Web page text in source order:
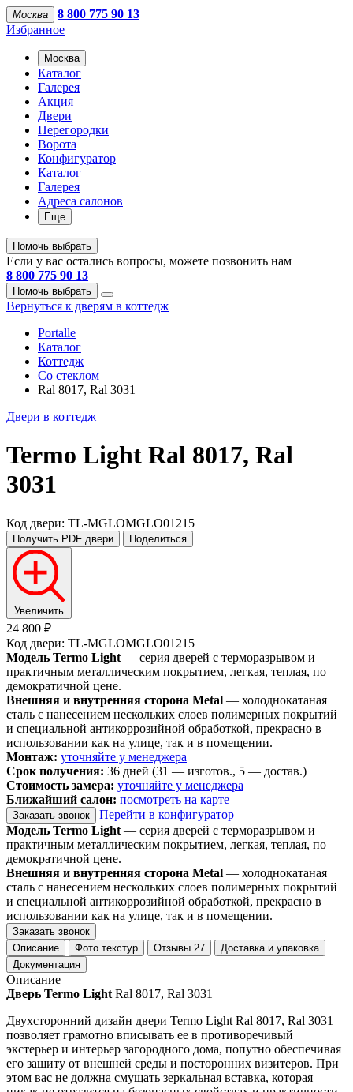
Москва
8 800 775 90 13
Избранное
Москва
Каталог
Галерея
Акция
Двери
Перегородки
Ворота
Конфигуратор
Каталог
Галерея
Адреса салонов
Еще
Помочь выбрать
Если у вас остались вопросы, можете позвонить нам
8 800 775 90 13
Помочь выбрать
Вернуться к дверям в коттедж
Portalle
Каталог
Коттедж
Со стеклом
Ral 8017, Ral 3031
Двери в коттедж
Termo Light Ral 8017, Ral
3031
Код двери: TL-MGLOMGLO01215
Получить PDF двери Поделиться
Увеличить
24 800 ₽
Код двери: TL-MGLOMGLO01215
Модель Termo Light — серия дверей с терморазрывом и
практичным металлическим покрытием, легкая, теплая, по
демократичной цене.
Внешняя и внутренняя сторона Metal — холоднокатаная
сталь с нанесением нескольких слоев полимерных покрытий
и специальной антикоррозийной обработкой, прекрасно в
использовании как на улице, так и в помещении.
Монтаж: уточняйте у менеджера
Срок получения: 36 дней (31 — изготов., 5 — достав.)
Стоимость замера: уточняйте у менеджера
Ближайший салон: посмотреть на карте
Заказать звонок
Перейти в конфигуратор
Модель Termo Light — серия дверей с терморазрывом и
практичным металлическим покрытием, легкая, теплая, по
демократичной цене.
Внешняя и внутренняя сторона Metal — холоднокатаная
сталь с нанесением нескольких слоев полимерных покрытий
и специальной антикоррозийной обработкой, прекрасно в
использовании как на улице, так и в помещении.
Заказать звонок
Описание
Фото текстур Отзывы 27
Доставка и упаковка
Документация
Описание
Дверь Termo Light Ral 8017, Ral 3031
Двухсторонний дизайн двери Termo Light Ral 8017, Ral 3031
позволяет грамотно вписывать ее в противоречивый
экстерьер и интерьер загородного дома, попутно обеспечивая
его защиту от внешней среды и посторонних визитеров. При
этом вас не должна смущать зеркальная вставка, которая